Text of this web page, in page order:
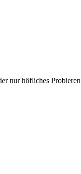
nur höfliches